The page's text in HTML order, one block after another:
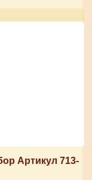
Артикул 713-